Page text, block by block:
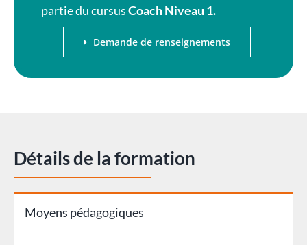
partie du cursusCoach Niveau 1.
Demande de renseignements
Détails de la formation
Moyens pédagogiques